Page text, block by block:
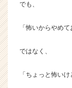
でも、
「怖いからやめて
ではなく、
「ちょっと怖い